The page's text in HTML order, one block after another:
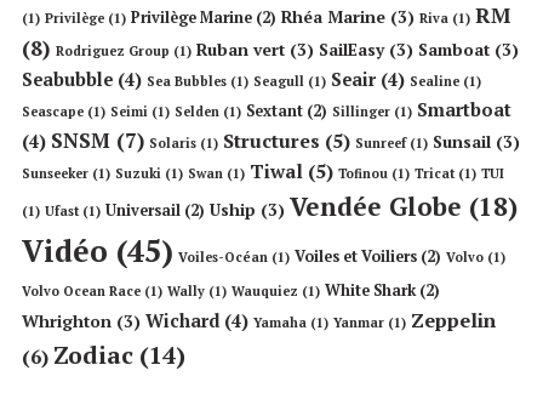
(1) Privilège (1) Privilège Marine (2) Rhéa Marine (3) Riva (1) RM
(8) Rodriguez Group (1) Ruban vert (3) SailEasy(3) Samboat (3)
Seabubble (4) Sea Bubbles (1) Seagull (1) Seair(4) Sealine (1)
Seascape (1) Seimi (1) Selden (1) Sextant (2) Sillinger (1) Smartboat
(4) SNSM (7) Solaris (1) Structures (5) Sunreef(1) Sunsail (3)
Sunseeker (1) Suzuki (1) Swan (1) Tiwal (5) Tofinou (1) Tricat(1) TUI
(1) Ufast(1) Universail (2) Uship (3) Vendée Globe (18)
Vidéo (45) Voiles-Océan (1) Voiles et Voiliers (2) Volvo (1)
Volvo Ocean Race (1) Wally (1) Wauquiez (1) White Shark(2)
Whrighton (3) Wichard(4) Yamaha (1) Yanmar (1) Zeppelin
(6) Zodiac (14)